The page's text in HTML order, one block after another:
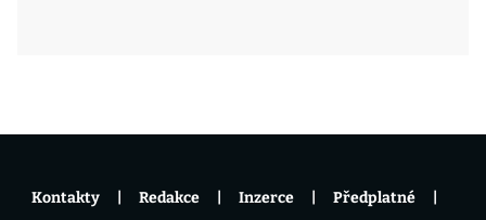
Kontakty Redakce Inzerce Předplatné